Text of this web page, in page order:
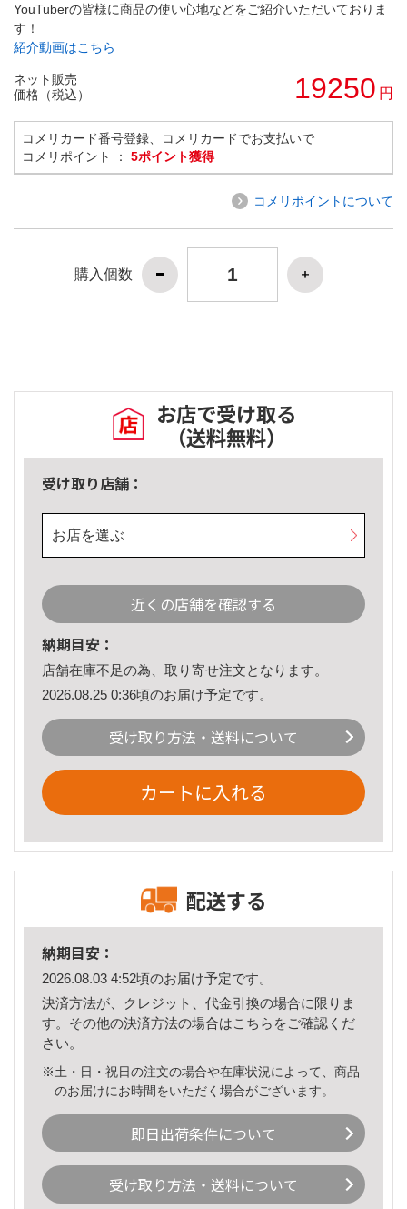
YouTuberの皆様に商品の使い心地などをご紹介いただいておりま
す！
紹介動画はこちら
ネット販売
価格（税込）
19250 円
コメリカード番号登録、コメリカードでお支払いで
コメリポイント ： 5ポイント獲得
コメリポイントについて
購入個数
お店で受け取る
（送料無料）
受け取り店舗：
お店を選ぶ
近くの店舗を確認する
納期目安：
店舗在庫不足の為、取り寄せ注文となります。
2026.08.25 0:36頃のお届け予定です。
受け取り方法・送料について
カートに入れる
配送する
納期目安：
2026.08.03 4:52頃のお届け予定です。
決済方法が、クレジット、代金引換の場合に限りま
す。その他の決済方法の場合はこちら をご確認くだ
さい。
※土・日・祝日の注文の場合や在庫状況によって、商品
のお届けにお時間をいただく場合がございます。
即日出荷条件について
受け取り方法・送料について